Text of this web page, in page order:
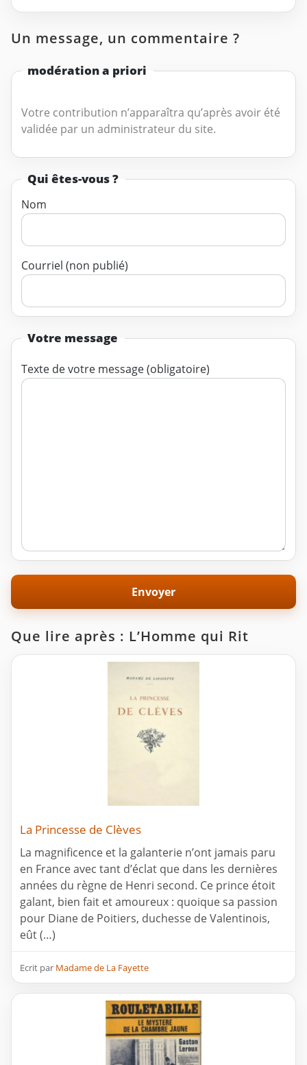
Un message, un commentaire ?
modération a priori
Votre contribution n’apparaîtra qu’après avoir été
validée par un administrateur du site.
Qui êtes-vous ?
Nom
Courriel (non publié)
Votre message
Texte de votre message (obligatoire)
Que lire après : L’Homme qui Rit
La Princesse de Clèves
La magnificence et la galanterie n’ont jamais paru
en France avec tant d’éclat que dans les dernières
années du règne de Henri second. Ce prince étoit
galant, bien fait et amoureux : quoique sa passion
pour Diane de Poitiers, duchesse de Valentinois,
eût (…)
Ecrit par Madame de La Fayette